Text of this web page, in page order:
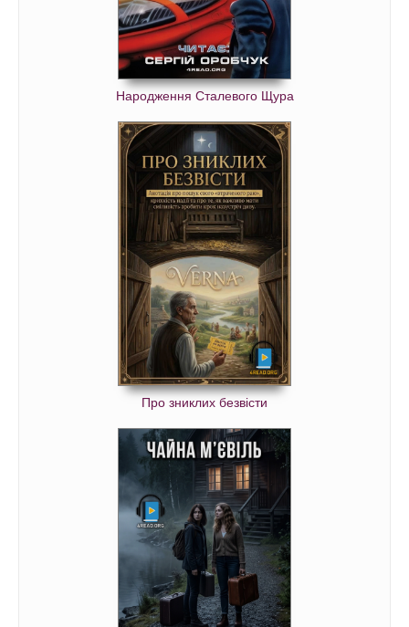
Народження Сталевого Щура
Про зниклих безвісти